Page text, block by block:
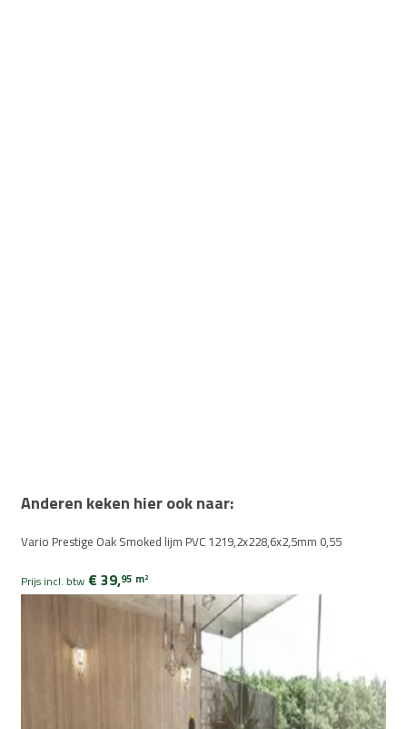
Anderen keken hier ook naar:
Vario Prestige Oak Smoked lijm PVC 1219,2x228,6x2,5mm 0,55
Prijs incl. btw € 39,95 m2